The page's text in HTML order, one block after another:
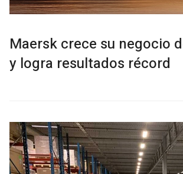
Maersk crece su negocio
y logra resultados récord